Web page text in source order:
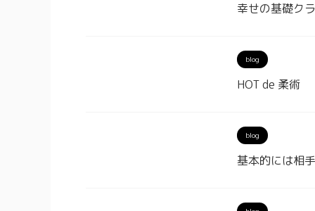
幸せの基礎ク
blog
HOT de 柔術
blog
基本的には相